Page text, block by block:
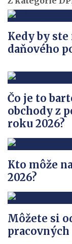
Kedy by
daňového
Čo je to
obchody z
roku 2026?
Kto môže
2026?
Môžete si
pracovných